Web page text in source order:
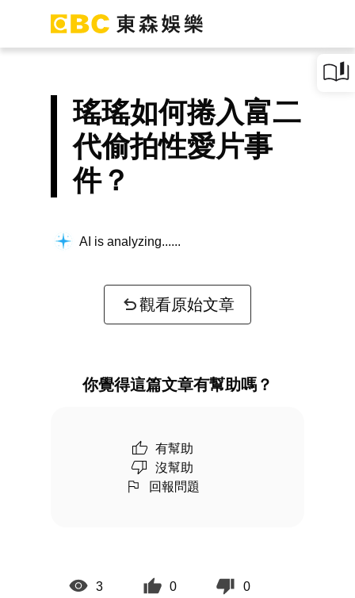
瑤瑤如何捲入富二
代偷拍性愛片事
件？
AI is analyzing...
觀看原始文章
你覺得這篇文章有幫助嗎？
有幫助
沒幫助
回報問題
3 0 0